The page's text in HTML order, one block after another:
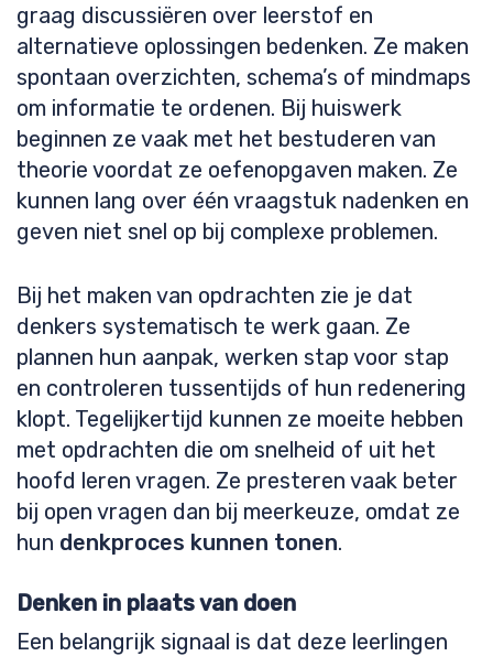
graag discussiëren over leerstof en
alternatieve oplossingen bedenken. Ze maken
spontaan overzichten, schema’s of mindmaps
om informatie te ordenen. Bij huiswerk
beginnen ze vaak met het bestuderen van
theorie voordat ze oefenopgaven maken. Ze
kunnen lang over één vraagstuk nadenken en
geven niet snel op bij complexe problemen.
Bij het maken van opdrachten zie je dat
denkers systematisch te werk gaan. Ze
plannen hun aanpak, werken stap voor stap
en controleren tussentijds of hun redenering
klopt. Tegelijkertijd kunnen ze moeite hebben
met opdrachten die om snelheid of uit het
hoofd leren vragen. Ze presteren vaak beter
bij open vragen dan bij meerkeuze, omdat ze
hun denkproces kunnen tonen.
Denken in plaats van doen
Een belangrijk signaal is dat deze leerlingen